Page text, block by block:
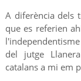
A diferència dels
que es referien
del jutge
catalans a mi em